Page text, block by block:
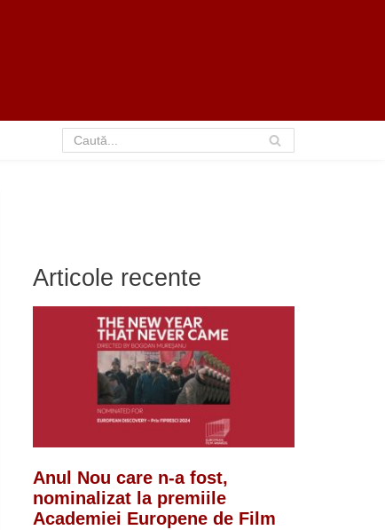
Articole recente
Anul Nou care n-a fost,
nominalizat la premiile
Academiei Europene de Film